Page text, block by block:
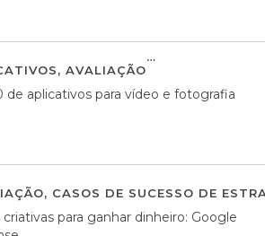
, AVALIAÇÃO
de aplicativos para vídeo e fotografia
, CASOS DE SUCESSO DE
criativas para ganhar dinheiro: Google